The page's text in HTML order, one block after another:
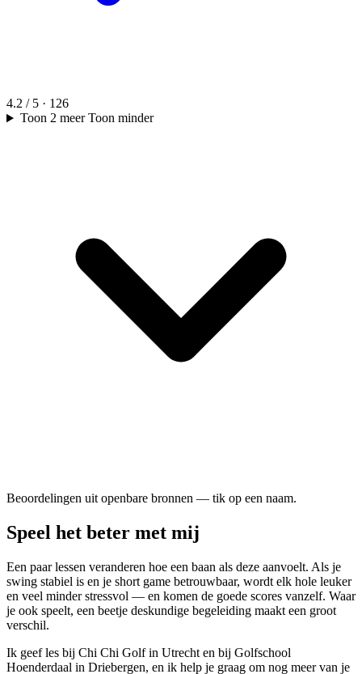
4.2 / 5 · 126
Toon 2 meer Toon minder
Beoordelingen uit openbare bronnen — tik op een naam.
Speel het beter met mij
Een paar lessen veranderen hoe een baan als deze aanvoelt. Als je
swing stabiel is en je short game betrouwbaar, wordt elk hole leuker
en veel minder stressvol — en komen de goede scores vanzelf. Waar
je ook speelt, een beetje deskundige begeleiding maakt een groot
verschil.
Ik geef les bij Chi Chi Golf in Utrecht en bij Golfschool
Hoenderdaal in Driebergen, en ik help je graag om nog meer van je